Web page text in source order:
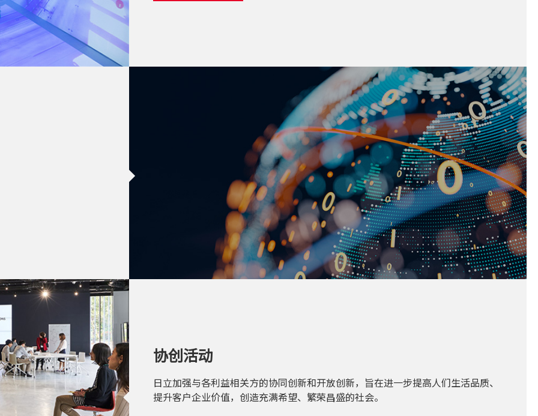
协创活动
日立加强与各利益相关方的协同创新和开放创新，旨在进一步提高人们生活品质、
提升客户企业价值，创造充满希望、繁荣昌盛的社会。